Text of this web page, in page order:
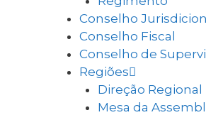
Conselho
Conselho Fiscal
Conselho de
Regiões
Direção Regional
Mesa da